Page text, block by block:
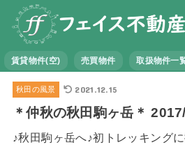
賃貸物件(空) 売買物件 取扱物件一
秋田の風景 2021.12.15
＊仲秋の秋田駒ヶ岳＊
♪秋田駒ヶ岳へ♪初トレッキング